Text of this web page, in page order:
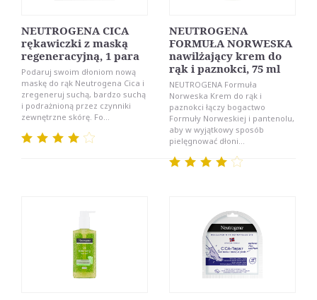
NEUTROGENA CICA
rękawiczki z maską
regeneracyjną, 1 para
Podaruj swoim dłoniom nową
maskę do rąk Neutrogena Cica i
zregeneruj suchą, bardzo suchą
i podrażnioną przez czynniki
zewnętrzne skórę. Fo...
NEUTROGENA
FORMUŁA NORWESKA
nawilżający krem do
rąk i paznokci, 75 ml
NEUTROGENA Formuła
Norweska Krem do rąk i
paznokci łączy bogactwo
Formuły Norweskiej i pantenolu,
aby w wyjątkowy sposób
pielęgnować dłoni...